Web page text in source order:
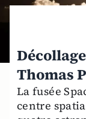
Thomas
La fusée
centre